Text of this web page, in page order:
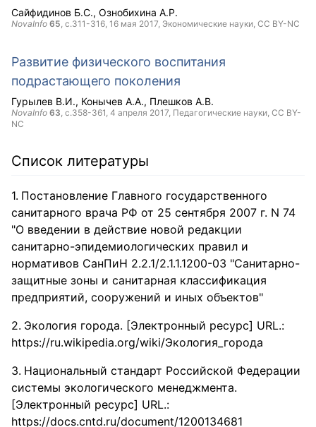
Сайфидинов Б.С. Ознобихина А.Р.
NovaInfo 65, с.311-316, 16 мая 2017, Экономические науки, CC BY-NC
Развитие физического воспитания
подрастающего поколения
Гурылев В.И. Конычев А.А. Плешков А.В.
NovaInfo 63, с.358-361, 4 апреля 2017, Педагогические науки, CC BY-
NC
Список литературы
Постановление Главного государственного
санитарного врача РФ от 25 сентября 2007 г. N 74
"О введении в действие новой редакции
санитарно-эпидемиологических правил и
нормативов СанПиН 2.2.1/2.1.1.1200-03 "Санитарно-
защитные зоны и санитарная классификация
предприятий, сооружений и иных объектов"
Экология города. [Электронный ресурс] URL.:
https://ru.wikipedia.org/wiki/Экология_города
Национальный стандарт Российской Федерации
системы экологического менеджмента.
[Электронный ресурс] URL.:
https://docs.cntd.ru/document/1200134681